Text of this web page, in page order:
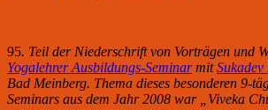
95. Teil der Niederschrift von Vorträgen und
Yogalehrer Ausbildungs-SeminarmitSukadev
Bad Meinberg. Thema dieses besonderen 9-
Seminars aus dem Jahr 2008 war „Viveka